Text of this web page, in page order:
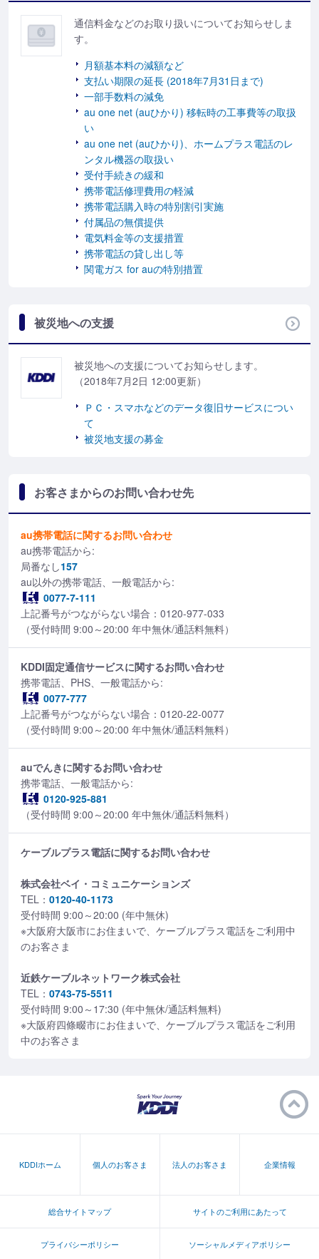
通信料金などのお取り扱いについてお知らせしま
す。
月額基本料の減額など
支払い期限の延長 (2018年7月31日まで)
一部手数料の減免
au one net (auひかり) 移転時の工事費等の取扱
い
au one net (auひかり)、ホームプラス電話のレ
ンタル機器の取扱い
受付手続きの緩和
携帯電話修理費用の軽減
携帯電話購入時の特別割引実施
付属品の無償提供
電気料金等の支援措置
携帯電話の貸し出し等
関電ガス for auの特別措置
被災地への支援
被災地への支援についてお知らせします。
（2018年7月2日 12:00更新）
ＰＣ・スマホなどのデータ復旧サービスについ
て
被災地支援の募金
お客さまからのお問い合わせ先
au携帯電話に関するお問い合わせ
au携帯電話から:
局番なし157
au以外の携帯電話、一般電話から:
0077-7-111
上記番号がつながらない場合：0120-977-033
（受付時間 9:00～20:00 年中無休/通話料無料）
KDDI固定通信サービスに関するお問い合わせ
携帯電話、PHS、一般電話から:
0077-777
上記番号がつながらない場合：0120-22-0077
（受付時間 9:00～20:00 年中無休/通話料無料）
auでんきに関するお問い合わせ
携帯電話、一般電話から:
0120-925-881
（受付時間 9:00～20:00 年中無休/通話料無料）
ケーブルプラス電話に関するお問い合わせ
株式会社ベイ・コミュニケーションズ
TEL： 0120-40-1173
受付時間 9:00～20:00 (年中無休)
※大阪府大阪市にお住まいで、ケーブルプラス電話をご利用中
のお客さま
近鉄ケーブルネットワーク株式会社
TEL： 0743-75-5511
受付時間 9:00～17:30 (年中無休/通話料無料)
※大阪府四條畷市にお住まいで、ケーブルプラス電話をご利用
中のお客さま
KDDIホーム 個人のお客さま 法人のお客さま 企業情報
総合サイトマップ サイトのご利用にあたって
プライバシーポリシー ソーシャルメディアポリシー